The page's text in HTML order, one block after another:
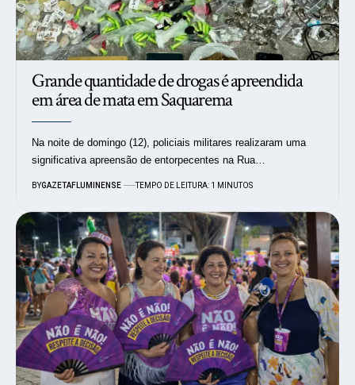
Grande quantidade de drogas é apreendida
em área de mata em Saquarema
Na noite de domingo (12), policiais militares realizaram uma
significativa apreensão de entorpecentes na Rua…
BYGAZETAFLUMINENSE TEMPO DE LEITURA: 1 MINUTOS